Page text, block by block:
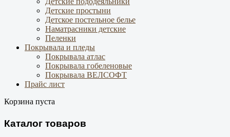
Детские простыни
Детское постельное белье
Наматрасники детские
Пеленки
Покрывала и пледы
Покрывала атлас
Покрывала гобеленовые
Покрывала ВЕЛСОФТ
Прайс лист
Корзина пуста
Каталог товаров